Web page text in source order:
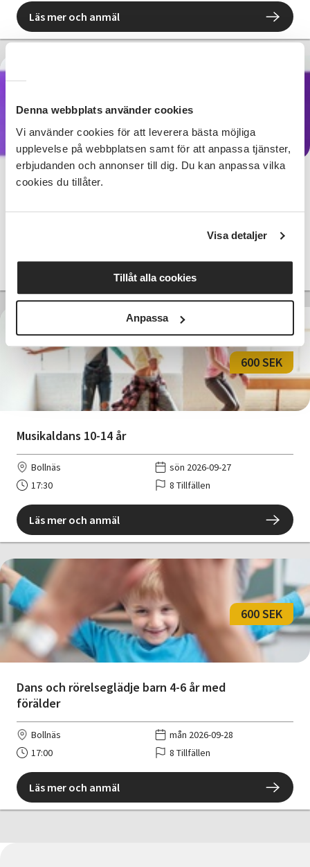
Denna webbplats använder cookies
Vi använder cookies för att leverera bästa möjliga
upplevelse på webbplatsen samt för att anpassa tjänster,
erbjudanden och annonser till dig. Du kan anpassa vilka
cookies du tillåter.
Visa detaljer
Tillåt alla cookies
Anpassa
Läs mer och anmäl
Jazz och modern dans 7-9 år
Bollnäs
sön 2026-09-27
8 Tillfällen
Musikaldans 10-14 år
600 SEK
Bollnäs
sön 2026-09-27
17:30
8 Tillfällen
Läs mer och anmäl
Dans och rörelseglädje barn 4-6 år med
förälder
600 SEK
Bollnäs
mån 2026-09-28
17:00
8 Tillfällen
Läs mer och anmäl